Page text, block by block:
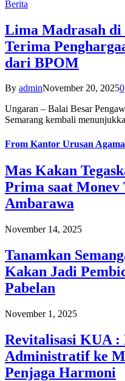
Berita
Lima Madrasah di
Terima
dari BPOM
By adminNovember 20, 20250
Ungaran – Balai Besar
Semarang kembali
From Kantor Urusan Agama
Mas Kakan
Prima saat Monev
Ambarawa
November 14, 2025
Tanamkan
Kakan Jadi
Pabelan
November 1, 2025
Revitalisasi KUA :
Administratif ke
Penjaga Harmoni